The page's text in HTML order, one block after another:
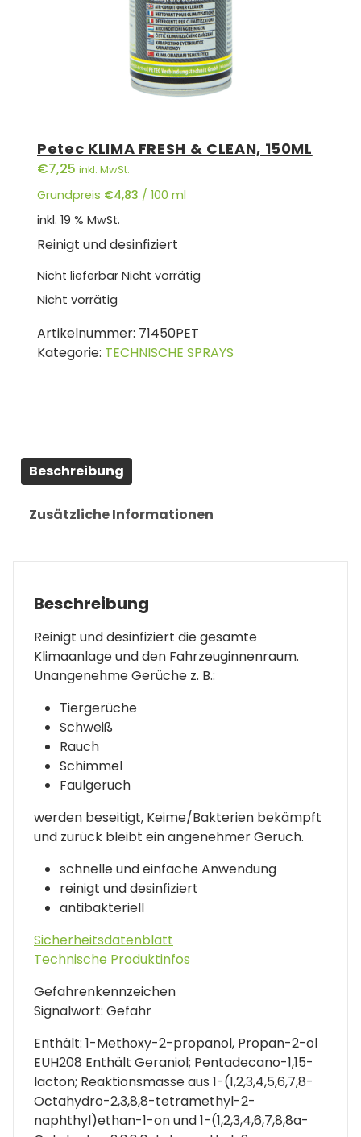
Petec KLIMA FRESH & CLEAN, 150ML
€7,25 inkl. MwSt.
Grundpreis €4,83 / 100 ml
inkl. 19 % MwSt.
Reinigt und desinfiziert
Nicht lieferbar Nicht vorrätig
Nicht vorrätig
Artikelnummer: 71450PET
Kategorie: TECHNISCHE SPRAYS
Beschreibung
Zusätzliche Informationen
Beschreibung
Reinigt und desinfiziert die gesamte
Klimaanlage und den Fahrzeuginnenraum.
Unangenehme Gerüche z. B.:
Tiergerüche
Schweiß
Rauch
Schimmel
Faulgeruch
werden beseitigt, Keime/Bakterien bekämpft
und zurück bleibt ein angenehmer Geruch.
schnelle und einfache Anwendung
reinigt und desinfiziert
antibakteriell
Sicherheitsdatenblatt
Technische Produktinfos
Gefahrenkennzeichen
Signalwort: Gefahr
Enthält: 1-Methoxy-2-propanol, Propan-2-ol
EUH208 Enthält Geraniol; Pentadecano-1,15-
lacton; Reaktionsmasse aus 1-(1,2,3,4,5,6,7,8-
Octahydro-2,3,8,8-tetramethyl-2-
naphthyl)ethan-1-on und 1-(1,2,3,4,6,7,8,8a-